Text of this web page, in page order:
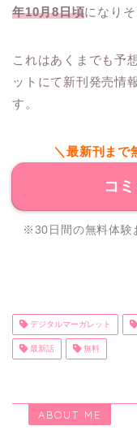
年10月8日頃になりそ
これはあくまでも予
ットにて新刊発売情
す。
＼最新刊まで
コ
※30日間の無料体験
デジタルマーガレット
最新話 無料
ABOUT ME